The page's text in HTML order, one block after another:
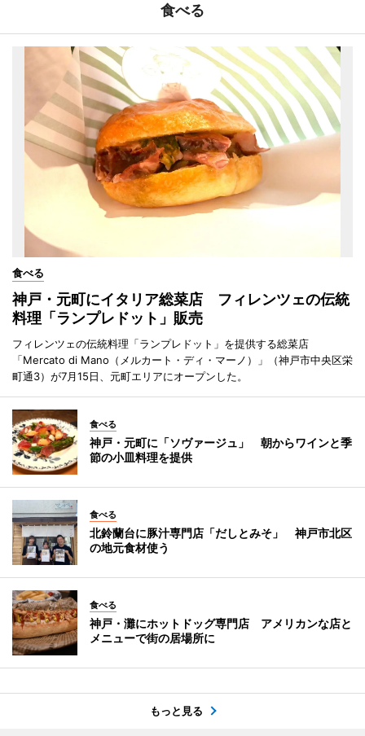
食べる
食べる
神戸・元町にイタリア総菜店 フィレンツェの伝統
料理「ランプレドット」販売
フィレンツェの伝統料理「ランプレドット」を提供する総菜店
「Mercato di Mano（メルカート・ディ・マーノ）」（神戸市中央区栄
町通3）が7月15日、元町エリアにオープンした。
食べる
神戸・元町に「ソヴァージュ」 朝からワインと季
節の小皿料理を提供
食べる
北鈴蘭台に豚汁専門店「だしとみそ」 神戸市北区
の地元食材使う
食べる
神戸・灘にホットドッグ専門店 アメリカンな店と
メニューで街の居場所に
もっと見る